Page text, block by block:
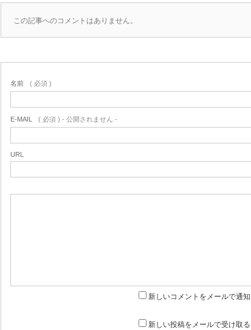
この記事へのコメントはありません。
名前 ( 必須 )
E-MAIL ( 必須 ) - 公開されません -
URL
新しいコメントをメールで通知
新しい投稿をメールで受け取る